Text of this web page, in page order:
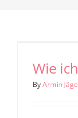
Wie
ByArmin